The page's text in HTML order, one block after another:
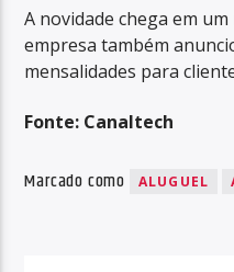
A novidade chega em
empresa também
mensalidades para
Fonte: Canaltech
Marcado como ALUGUEL